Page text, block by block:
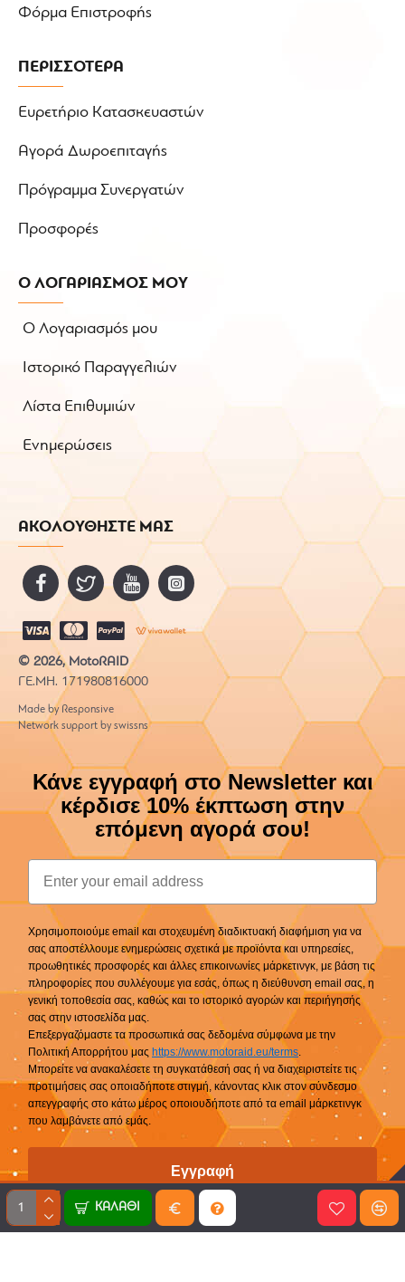
ΚΑΛΆΘΙ
Φόρμα Επιστροφής
ΠΕΡΙΣΣΟΤΕΡΑ
Ευρετήριο Κατασκευαστών
Αγορά Δωροεπιταγής
Πρόγραμμα Συνεργατών
Προσφορές
Ο ΛΟΓΑΡΙΑΣΜΟΣ ΜΟΥ
Ο Λογαριασμός μου
Ιστορικό Παραγγελιών
Λίστα Επιθυμιών
Ενημερώσεις
ΑΚΟΛΟΥΘΗΣΤΕ ΜΑΣ
© 2026, MotoRAID
ΓΕ.ΜΗ. 171980816000
Made by Responsive
Network support by swissns
Κάνε εγγραφή στο Newsletter και
κέρδισε 10% έκπτωση στην
επόμενη αγορά σου!
Email
Χρησιμοποιούμε email και στοχευμένη διαδικτυακή διαφήμιση για να
σας αποστέλλουμε ενημερώσεις σχετικά με προϊόντα και υπηρεσίες,
προωθητικές προσφορές και άλλες επικοινωνίες μάρκετινγκ, με βάση τις
πληροφορίες που συλλέγουμε για εσάς, όπως η διεύθυνση email σας, η
γενική τοποθεσία σας, καθώς και το ιστορικό αγορών και περιήγησής
σας στην ιστοσελίδα μας.
Επεξεργαζόμαστε τα προσωπικά σας δεδομένα σύμφωνα με την
Πολιτική Απορρήτου μας https://www.motoraid.eu/terms.
Μπορείτε να ανακαλέσετε τη συγκατάθεσή σας ή να διαχειριστείτε τις
προτιμήσεις σας οποιαδήποτε στιγμή, κάνοντας κλικ στον σύνδεσμο
απεγγραφής στο κάτω μέρος οποιουδήποτε από τα email μάρκετινγκ
που λαμβάνετε από εμάς.
Εγγραφή